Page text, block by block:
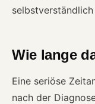
Wie lange
Eine seriöse
nach der